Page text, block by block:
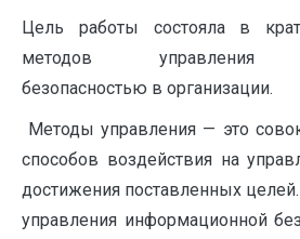
Цель работы состояла в
методов управления
безопасностью в организации.
Методы управления — это
способов воздействия на
достижения поставленных
управления информационной